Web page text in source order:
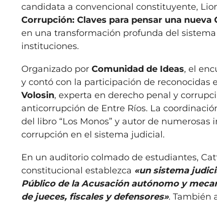
candidata a convencional constituyente,
Corrupción: Claves para pensar una nueva
en una transformación profunda del
instituciones.
Organizado por Comunidad de Ideas, el
y contó con la participación de reconocidas
Volosin, experta en derecho penal y
anticorrupción de Entre Ríos. La
del libro “Los Monos” y autor de
corrupción en el sistema judicial.
En un auditorio colmado de estudiantes,
constitucional establezca «un sistema
Público de la Acusación autónomo y
de jueces, fiscales y defensores». También